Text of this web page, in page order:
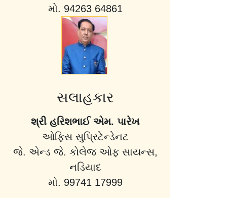
મો. 94263 64861
સલાહકાર
શ્રી હરિશભાઈ એમ. પારેખ
ઓફિસ સુપ્રિટેન્ડેનટ
જે. એન્ડ જે. કોલેજ ઓફ સાયન્સ,
નડિયાદ
મો. 99741 17999